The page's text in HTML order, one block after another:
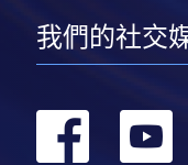
我們的社交
轉